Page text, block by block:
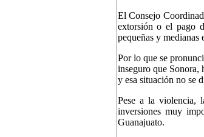
El Consejo
extorsión o el pago
pequeñas y medianas
Por lo que se
inseguro que Sonora,
y esa situación no se
Pese a la violencia,
inversiones muy
Guanajuato.